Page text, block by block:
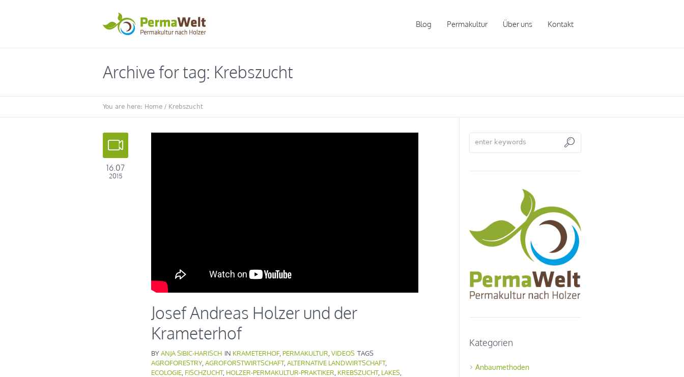
Blog Permakultur Über uns Kontakt
Archive for tag: Krebszucht
You are here: Home / Krebszucht
16.07
2015
Josef Andreas Holzer und der
Krameterhof
BYANJA SIBIC-HARISCH IN KRAMETERHOF, PERMAKULTUR VIDEOS TAGS
AGROFORESTRY, AGROFORSTWIRTSCHAFT, ALTERNATIVE LANDWIRTSCHAFT,
ECOLOGIE FISCHZUCHT, HOLZER-PERMAKULTUR-PRAKTIKER KREBSZUCHT, LAKES
Kategorien
Anbaumethoden